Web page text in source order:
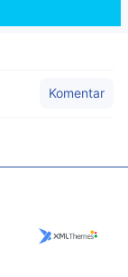
Komentar